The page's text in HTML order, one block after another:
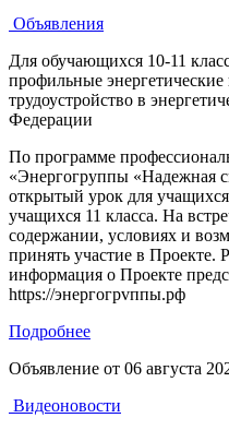
Объявления
Для обучающихся 10-11
профильные
трудоустройство в
Федерации
По программе
«Энергогруппы «Надежная
открытый урок для учащихся
учащихся 11 класса. На
содержании, условиях и
принять участие в Проекте.
информация о Проекте
https://энергогрvппы.рф
Подробнее
Объявление от 06 августа
Видеоновости